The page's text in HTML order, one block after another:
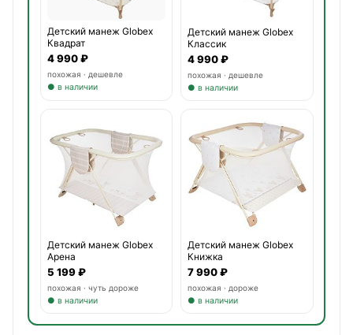
Детский манеж Globex
Квадрат
4 990 ₽
похожая · дешевле
● в наличии
Детский манеж Globex
Классик
4 990 ₽
похожая · дешевле
● в наличии
Детский манеж Globex
Арена
5 199 ₽
похожая · чуть дороже
● в наличии
Детский манеж Globex
Книжка
7 990 ₽
похожая · дороже
● в наличии